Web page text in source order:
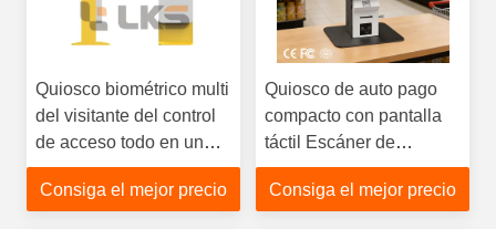
Quiosco biométrico multi
del visitante del control
de acceso todo en un
terminal inteligente de la
gestión del visitante
Consiga el mejor precio
Quiosco de auto pago
compacto con pantalla
táctil Escáner de
códigos de barras
Recibo de la impresora
Consiga el mejor precio